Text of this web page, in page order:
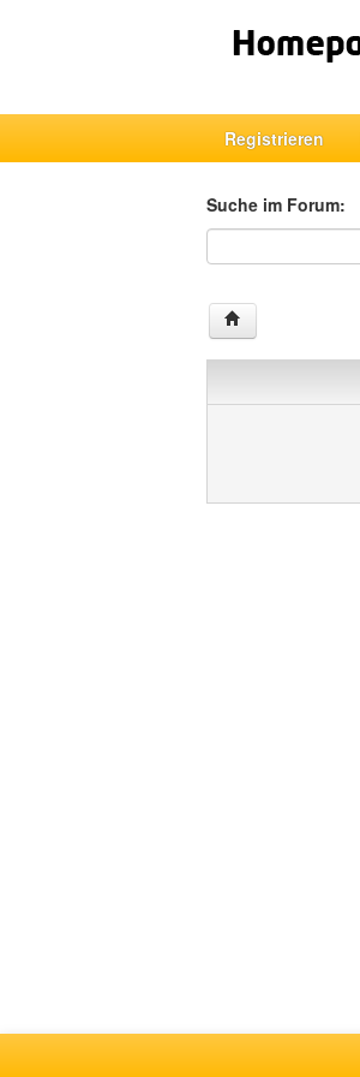
Registrieren
Suche im Forum:
Suche im Forum